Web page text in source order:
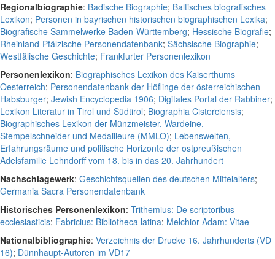
Regionalbiographie: Badische Biographie; Baltisches biografisches
Lexikon; Personen in bayrischen historischen biographischen Lexika;
Biografische Sammelwerke Baden-Württemberg; Hessische Biografie;
Rheinland-Pfälzische Personendatenbank; Sächsische Biographie;
Westfälische Geschichte; Frankfurter Personenlexikon
Personenlexikon: Biographisches Lexikon des Kaiserthums
Oesterreich; Personendatenbank der Höflinge der österreichischen
Habsburger; Jewish Encyclopedia 1906; Digitales Portal der Rabbiner;
Lexikon Literatur in Tirol und Südtirol; Biographia Cisterciensis;
Biographisches Lexikon der Münzmeister, Wardeine,
Stempelschneider und Medailleure (MMLO); Lebenswelten,
Erfahrungsräume und politische Horizonte der ostpreußischen
Adelsfamilie Lehndorff vom 18. bis in das 20. Jahrhundert
Nachschlagewerk: Geschichtsquellen des deutschen Mittelalters;
Germania Sacra Personendatenbank
Historisches Personenlexikon: Trithemius: De scriptoribus
ecclesiasticis; Fabricius: Bibliotheca latina; Melchior Adam: Vitae
Nationalbibliographie: Verzeichnis der Drucke 16. Jahrhunderts (VD
16); Dünnhaupt-Autoren im VD17